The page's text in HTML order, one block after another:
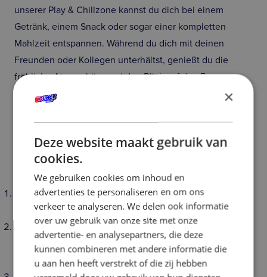
unserer Play & Chillzone kannst du dich bei einem
Getränk, einem Snack oder sogar einer kompletten
Mahlzeit entspannen. Während du dich mit deinen
Freunden oder Kollegen unterhältst, genießt du die
fröhliche Atmosphäre und den Blick auf den Bounce
Floor.
nichts planen. Alles ist vorbereitet, damit Sie und Ihre
Gruppe sich einfach nur amüsieren können.
Warum Erwachsene Bounce Valley wählen
Originell: kein Standardausflug, sondern ein Erlebnis,
über das man noch wochenlang sprechen wird.
Zugänglich: Sie müssen kein Sportler sein, um Spaß zu
haben. Jeder kann in seinem eigenen Tempo
mitmachen.
×
Deze website maakt gebruik van
cookies.
We gebruiken cookies om inhoud en
advertenties te personaliseren en om ons
verkeer te analyseren. We delen ook informatie
over uw gebruik van onze site met onze
advertentie- en analysepartners, die deze
kunnen combineren met andere informatie die
u aan hen heeft verstrekt of die zij hebben